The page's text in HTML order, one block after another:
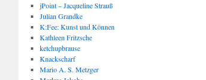
jPoint – Jacqueline Strauß
Julian Grandke
K:Fee: Kunst und Können
Kathleen Fritzsche
ketchupbrause
Knackscharf
Mario A. S. Metzger